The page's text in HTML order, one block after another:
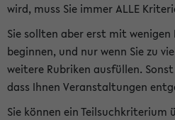
wird, muss Sie immer ALLE
Sie sollten aber erst mit wenigen
beginnen, und nur wenn Sie zu
weitere Rubriken ausfüllen.
dass Ihnen Veranstaltungen
Sie können ein Teilsuchkriterium